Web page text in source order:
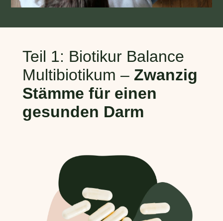
Teil 1: Biotikur Balance
Multibiotikum – Zwanzig
Stämme für einen
gesunden Darm